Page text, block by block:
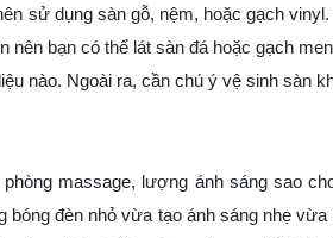
sử dụng sàn gỗ, nệm, hoặc gạch
nên bạn có thể lát sàn đá hoặc gạch
nào. Ngoài ra, cần chú ý vệ sinh sàn
massage, lượng ánh sáng sao
bóng đèn nhỏ vừa tạo ánh sáng nhẹ